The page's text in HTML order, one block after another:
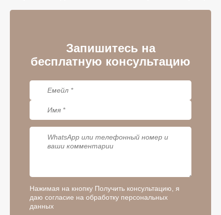
Запишитесь на
бесплатную консультацию
Нажимая на кнопку Получить консультацию, я
даю согласие на обработку персональных
данных